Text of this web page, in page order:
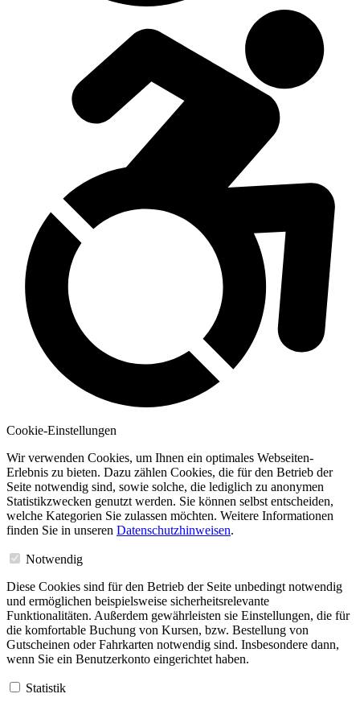
Cookie-Einstellungen
Wir verwenden Cookies, um Ihnen ein optimales Webseiten-
Erlebnis zu bieten. Dazu zählen Cookies, die für den Betrieb der
Seite notwendig sind, sowie solche, die lediglich zu anonymen
Statistikzwecken genutzt werden. Sie können selbst entscheiden,
welche Kategorien Sie zulassen möchten. Weitere Informationen
finden Sie in unseren Datenschutzhinweisen.
Notwendig
Diese Cookies sind für den Betrieb der Seite unbedingt notwendig
und ermöglichen beispielsweise sicherheitsrelevante
Funktionalitäten. Außerdem gewährleisten sie Einstellungen, die für
die komfortable Buchung von Kursen, bzw. Bestellung von
Gutscheinen oder Fahrkarten notwendig sind. Insbesondere dann,
wenn Sie ein Benutzerkonto eingerichtet haben.
Statistik